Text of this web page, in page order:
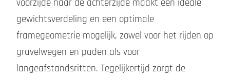
voorzijde naar de achterzijde maakt een ideale
gewichtsverdeling en een optimale
framegeometrie mogelijk, zowel voor het rijden op
gravelwegen en paden als voor
langeafstandsritten. Tegelijkertijd zorgt de